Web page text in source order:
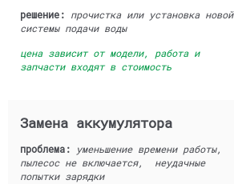
решение: прочистка или установка новой
системы подачи воды
цена зависит от модели, работа и
запчасти входят в стоимость
Замена аккумулятора
проблема: уменьшение времени работы,
пылесос не включается, неудачные
попытки зарядки